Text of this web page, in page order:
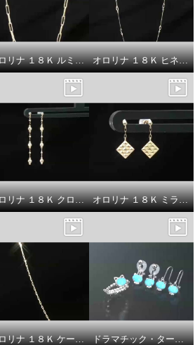
オロリナ １８Ｋ ルミナリンク ネックレス オロリナ １８Ｋ ヒネリジュノバ ロングネックレス
オロリナ １８Ｋ クロスランタン ピアス オロリナ １８Ｋ ミラージュ ピアス
オロリナ １８Ｋ ケーブルチェーン ネックレス ドラマチック・ターコイズ シルバー アリゾナ産ターコイズ ブルーキャット フレキシブルリング／アリゾナ産ターコイズ＆ ＣＺ ブルーキャット イヤリング／ピアス